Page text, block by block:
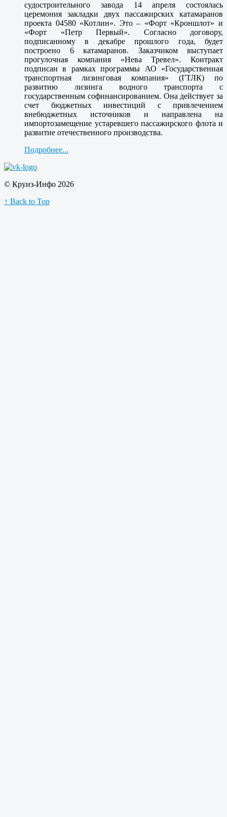
судостроительного завода 14 апреля состоялась
церемония закладки двух пассажирских катамаранов
проекта 04580 «Котлин». Это – «Форт «Кроншлот» и
«Форт «Петр Первый». Согласно договору,
подписанному в декабре прошлого года, будет
построено 6 катамаранов. Заказчиком выступает
прогулочная компания «Нева Тревел». Контракт
подписан в рамках программы АО «Государственная
транспортная лизинговая компания» (ГТЛК) по
развитию лизинга водного транспорта с
государственным софинансированием. Она действует за
счет бюджетных инвестиций с привлечением
внебюджетных источников и направлена на
импортозамещение устаревшего пассажирского флота и
развитие отечественного производства.
Подробнее...
© Круиз-Инфо 2026
↑ Back to Top